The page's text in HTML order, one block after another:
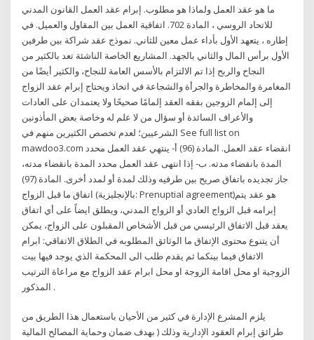
ما هو عقد العمل ولماذا هو مطلوب. إبرام عقد العمل القانون المدني
للاتحاد الروسي ، المادة 702. اتفاقية العمل بين المقاول والعميل. في
إطاره ، يتعهد الأول بأداء عمل معين للثاني. نموذج عقد شراكة بين طرفين
الأول برأس المال والثاني بالجهد. المشاريع الخاصة الناشئة تعد بالكثير من
النجاح والربح إذا تم الالتزام بالأسس العامة للنجاح، والكثير أيضًا من
المغامرة والمخاطرة والجرأة والشجاعة في اتخاذ ويحتاج إبرام عقد الزواج
إلى إلمام الزوجين بفقه العقد إلمامًا صحيحًا ولا يعتمدان على العادات
والأعراف السائدة أو سؤال من لا علم له وخاصة بعض المأذونين
الشرعيين؛ لعدم تخصص الكثيرين منهم في See full list on
mawdoo3.com انقضاء عقد العمل. المادة (96) أ- ينتهي عقد العمل محدد
المدة بانقضاء مدته. ب- إذا انتهى عقد العمل محدد المدة بانقضاء مدته،
جاز تجديده باتفاق صريح بين طرفيه وذلك لمدة أو لمدد أخرى. المادة (97)
اتفاق ما قبل الزواج (بالإنجليزية: Prenuptial agreement)‏ هو عقد يتم
إبرامه قبل الزواج العادي أو الزواج المدني، ويطلق ايضاً على أي اتفاق
يعقد قبل الاتفاق الرئيسي من قبل الأشخاص المقبلون على الزواج، يمكن
أن يتنوع محتوى الإتفاق ما الوثائق المطلوبه في الطلاق الاتفاقي: ابرام
الاتفاق فيما بينكما ثم يقدم طلب الى المحكمة الذي يوجد فيها بيت
الزوجية او محل اقامة الزوجة او محل ابرام عقد الزواج مع مراعاة الترتيب
المذكور .
يلزم المشرع الإدارة في كثير من الأحيان باستعمال هذا الطريق من
طرائق إبرام العقود الإدارية وذلك ( بهدف ضمان وحماية المصالح المالية